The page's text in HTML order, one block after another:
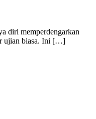
diri memperdengarkan
ujian biasa. Ini […]